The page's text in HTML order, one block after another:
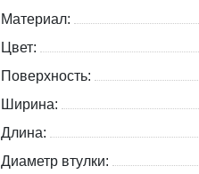
Материал:
Цвет:
Поверхность:
Ширина:
Длина:
Диаметр втулки: